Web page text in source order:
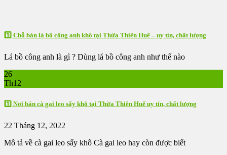
1️⃣ Chỗ bán lá bồ công anh khô tại Thừa Thiên Huế – uy tín, chất lượng
Lá bồ công anh là gì ? Dùng lá bồ công anh như thế nào
26
Th12
1️⃣ Nơi bán cà gai leo sấy khô tại Thừa Thiên Huế uy tín, chất lượng
22 Tháng 12, 2022
Mô tả về cà gai leo sấy khô Cà gai leo hay còn được biết